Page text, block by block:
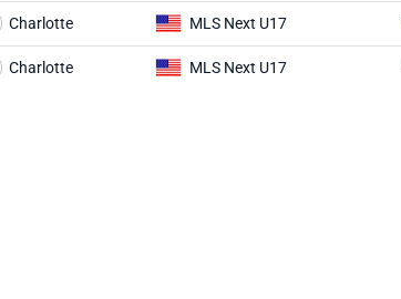
Charlotte MLS Next U17
Charlotte MLS Next U17